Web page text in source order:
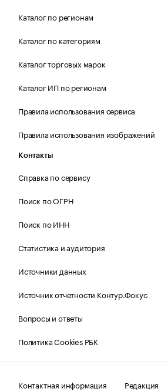
Каталог по регионам
Каталог по категориям
Каталог торговых марок
Каталог ИП по регионам
Правила использования сервиса
Правила использования изображений
Контакты
Справка по сервису
Поиск по ОГРН
Поиск по ИНН
Статистика и аудитория
Источники данных
Источник отчетности Контур.Фокус
Вопросы и ответы
Политика Cookies РБК
Контактная информация Редакция